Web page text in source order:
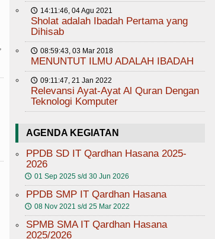
🕔 14:11:46, 04 Agu 2021
Sholat adalah Ibadah Pertama yang
Dihisab
🕔 08:59:43, 03 Mar 2018
MENUNTUT ILMU ADALAH IBADAH
🕔 09:11:47, 21 Jan 2022
Relevansi Ayat-Ayat Al Quran Dengan
Teknologi Komputer
AGENDA KEGIATAN
PPDB SD IT Qardhan Hasana 2025-
2026
🕔 01 Sep 2025 s/d 30 Jun 2026
PPDB SMP IT Qardhan Hasana
🕔 08 Nov 2021 s/d 25 Mar 2022
SPMB SMA IT Qardhan Hasana
2025/2026